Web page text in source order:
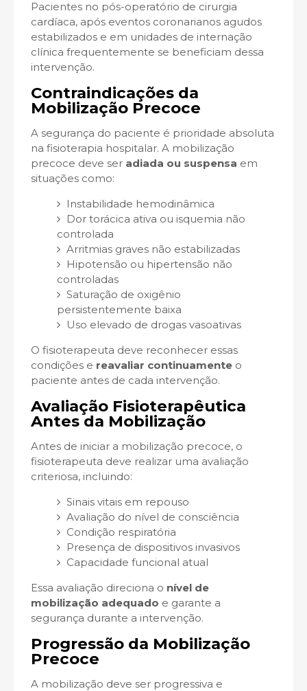
Pacientes no pós-operatório de cirurgia
cardíaca, após eventos coronarianos agudos
estabilizados e em unidades de internação
clínica frequentemente se beneficiam dessa
intervenção.
Contraindicações da
Mobilização Precoce
A segurança do paciente é prioridade absoluta
na fisioterapia hospitalar. A mobilização
precoce deve ser adiada ou suspensa em
situações como:
Instabilidade hemodinâmica
Dor torácica ativa ou isquemia não
controlada
Arritmias graves não estabilizadas
Hipotensão ou hipertensão não
controladas
Saturação de oxigênio
persistentemente baixa
Uso elevado de drogas vasoativas
O fisioterapeuta deve reconhecer essas
condições e reavaliar continuamente o
paciente antes de cada intervenção.
Avaliação Fisioterapêutica
Antes da Mobilização
Antes de iniciar a mobilização precoce, o
fisioterapeuta deve realizar uma avaliação
criteriosa, incluindo:
Sinais vitais em repouso
Avaliação do nível de consciência
Condição respiratória
Presença de dispositivos invasivos
Capacidade funcional atual
Essa avaliação direciona o nível de
mobilização adequado e garante a
segurança durante a intervenção.
Progressão da Mobilização
Precoce
A mobilização deve ser progressiva e